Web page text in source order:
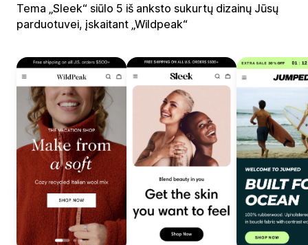
Tema „Sleek“ siūlo 5 iš anksto sukurtų dizainų Jūsų
parduotuvei, įskaitant „Wildpeak“